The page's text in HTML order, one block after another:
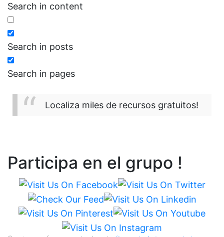
Search in content
Search in posts
Search in pages
Localiza miles de recursos gratuitos!
Participa en el grupo !